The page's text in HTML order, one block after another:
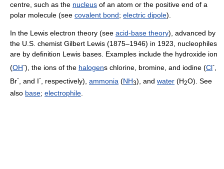
centre, such as the nucleus of an atom or the positive end of a
polar molecule (see covalent bond; electric dipole).
In the Lewis electron theory (see acid-base theory), advanced by
the U.S. chemist Gilbert Lewis (1875–1946) in 1923, nucleophiles
are by definition Lewis bases. Examples include the hydroxide ion
(OH-), the ions of the halogens chlorine, bromine, and iodine (Cl-
Br- , and I- , respectively), ammonia (NH3), and water (H2O). See
also base; electrophile